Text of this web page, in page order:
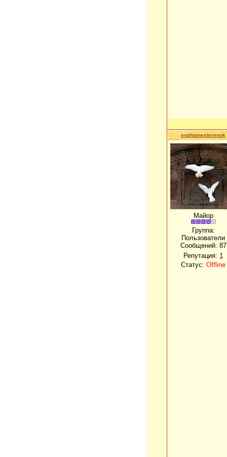
sophianesterenok
Майор
Группа:
Пользователи
Сообщений: 87
Репутация: 1
Статус: Offline